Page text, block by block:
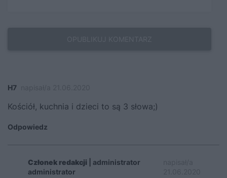
H7
Kościół, kuchnia i dzieci to są 3 słowa;)
Odpowiedz
Członek redakcji | administrator
administrator